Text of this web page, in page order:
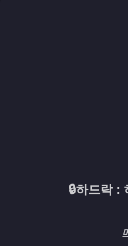
🔒하드락 :